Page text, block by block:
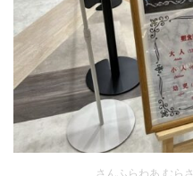
さんふらわあ むら